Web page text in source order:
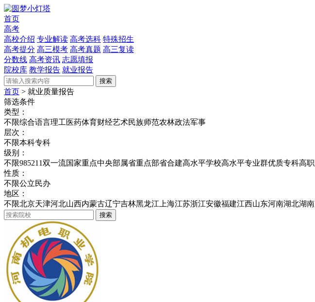
首页
高考
高校介绍 专业解读 高考选科 特殊招生
高考提分 高三模考 高考真题 高三复读
分数线 高考资讯 志愿填报
院校库 教学报告 就业报告
搜索
首页 > 就业质量报告
筛选条件
类型：
不限综合语言理工医药体育财经艺术民族师范农林政法军事
层次：
不限本科专科
级别：
不限985211双一流国家重点中央部属省重点部省合建高水平学校高水平专业群优质专科高职
性质：
不限公立民办
地区：
不限北京天津河北山西内蒙古辽宁吉林黑龙江 上海江苏浙江安徽福建江西山东河南湖北湖南
搜索